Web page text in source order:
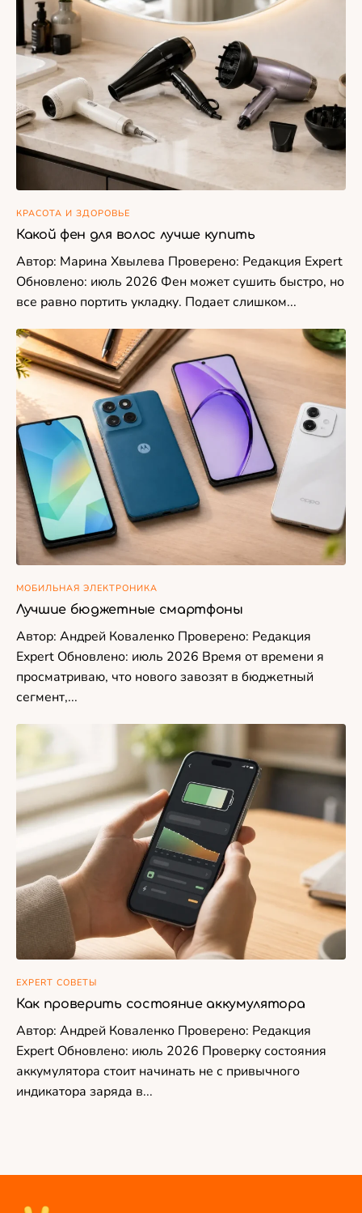
КРАСОТА И ЗДОРОВЬЕ
Какой фен для волос лучше купить
Автор: Марина Хвылева Проверено: Редакция Expert
Обновлено: июль 2026 Фен может сушить быстро, но
все равно портить укладку. Подает слишком...
МОБИЛЬНАЯ ЭЛЕКТРОНИКА
Лучшие бюджетные смартфоны
Автор: Андрей Коваленко Проверено: Редакция
Expert Обновлено: июль 2026 Время от времени я
просматриваю, что нового завозят в бюджетный
сегмент,...
EXPERT СОВЕТЫ
Как проверить состояние аккумулятора
Автор: Андрей Коваленко Проверено: Редакция
Expert Обновлено: июль 2026 Проверку состояния
аккумулятора стоит начинать не с привычного
индикатора заряда в...